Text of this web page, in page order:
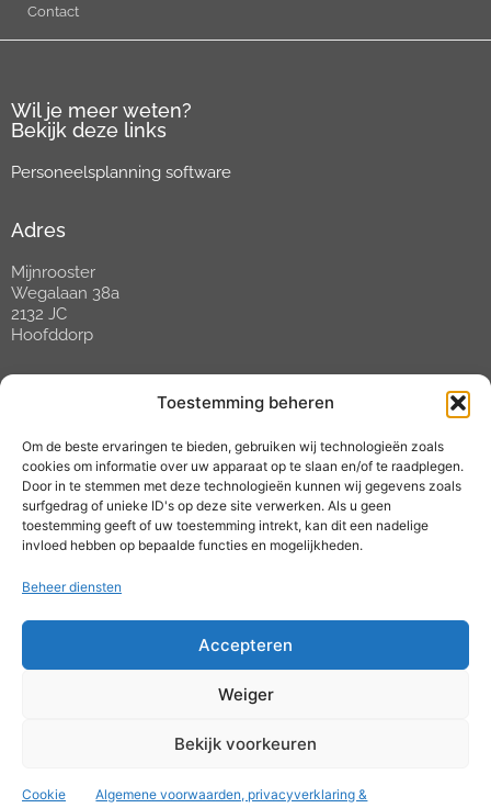
Toestemming beheren
Om de beste ervaringen te bieden, gebruiken wij technologieën zoals
cookies om informatie over uw apparaat op te slaan en/of te raadplegen.
Door in te stemmen met deze technologieën kunnen wij gegevens zoals
surfgedrag of unieke ID's op deze site verwerken. Als u geen
toestemming geeft of uw toestemming intrekt, kan dit een nadelige
invloed hebben op bepaalde functies en mogelijkheden.
Beheer diensten
Accepteren
Weiger
Bekijk voorkeuren
Cookie Algemene voorwaarden, privacyverklaring &
Contact
Wil je meer weten?
Bekijk deze links
Personeelsplanning software
Adres
Mijnrooster
Wegalaan 38a
2132 JC
Hoofddorp
Open tussen 09:00 en 17:00 uur
E-mail:helpdesk@mijnrooster.nl
Social media
| KVK: 67667546 | BTW: NL 857120190